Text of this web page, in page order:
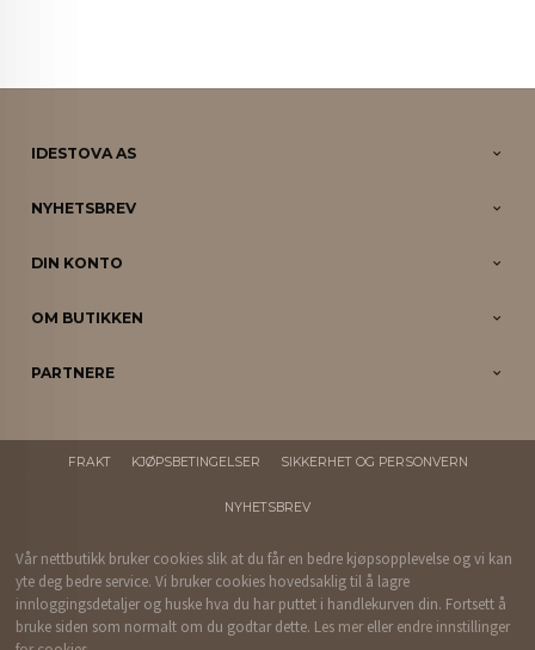
IDESTOVA AS
NYHETSBREV
DIN KONTO
OM BUTIKKEN
PARTNERE
FRAKT KJØPSBETINGELSER SIKKERHET OG PERSONVERN
NYHETSBREV
Vår nettbutikk bruker cookies slik at du får en bedre kjøpsopplevelse og vi kan
yte deg bedre service. Vi bruker cookies hovedsaklig til å lagre
innloggingsdetaljer og huske hva du har puttet i handlekurven din. Fortsett å
bruke siden som normalt om du godtar dette. Les mer eller endre innstillinger